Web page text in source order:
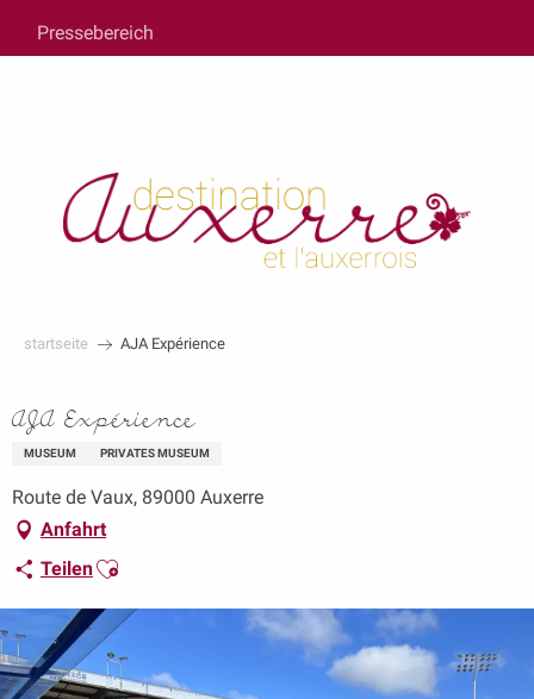
contenu
principal
Pressebereich
startseite AJA Expérience
AJA Expérience
MUSEUM PRIVATES MUSEUM
Route de Vaux, 89000 Auxerre
Anfahrt
TeilenAjouter aux favoris